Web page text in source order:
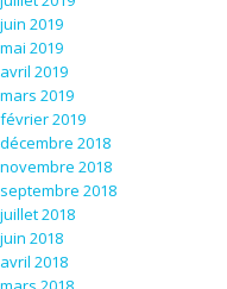
juin 2019
mai 2019
avril 2019
mars 2019
février 2019
décembre 2018
novembre 2018
septembre 2018
juillet 2018
juin 2018
avril 2018